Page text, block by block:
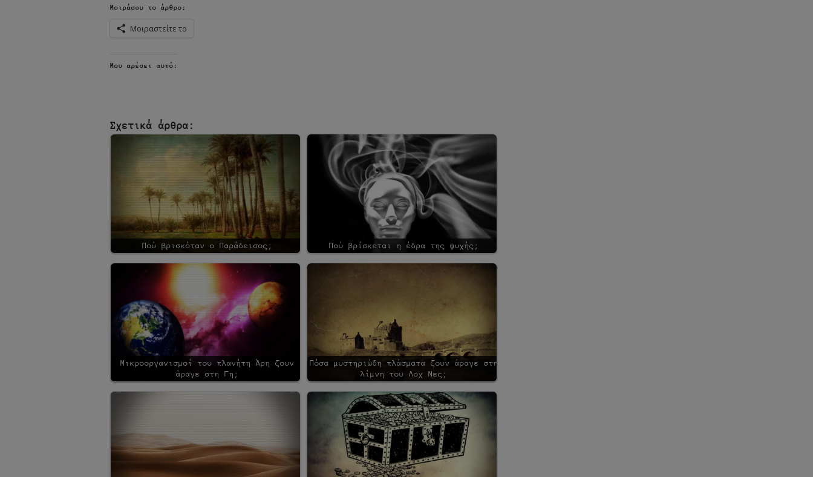
Μοιράσου το άρθρο:
Μοιραστείτε το
Μου αρέσει αυτό:
Σχετικά άρθρα:
Πού βρισκόταν ο Παράδεισος; Πού βρίσκεται η έδρα της ψυχής;
Μικροοργανισμοί του πλανήτη Άρη ζουν
άραγε στη Γη;
Πόσα μυστηριώδη πλάσματα ζουν άραγε στη
λίμνη του Λοχ Νες;